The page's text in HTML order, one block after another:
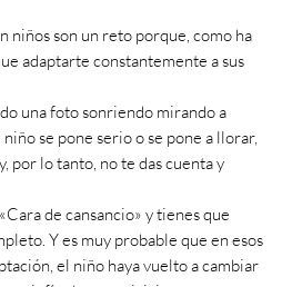
niños son un reto porque, como ha
adaptarte constantemente a sus
una foto sonriendo mirando a
se pone serio o se pone a llorar,
por lo tanto, no te das cuenta y
de cansancio» y tienes que
Y es muy probable que en esos
el niño haya vuelto a cambiar